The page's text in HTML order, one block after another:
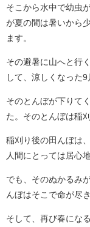
そこから水中で幼虫
が夏の間は暑いから
ます。
その避暑に山へと行
して、涼しくなった
そのとんぼが下りて
た。そのとんぼは稲
稲刈り後の田んぼは
人間にとっては居心
でも、そのぬかるみ
んぼはそこで命が尽
そして、再び春にな